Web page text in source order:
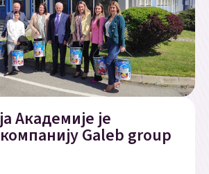
Академије је
Galeb group